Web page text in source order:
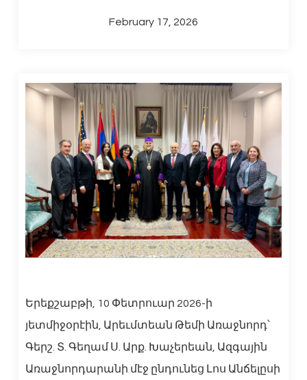
February 17, 2026
Երեքշաբթի, 10 Փետրուար 2026-ի
յետմիջօրէին, Արեւմտեան Թեմի Առաջնորդ՝
Գերշ. Տ. Գեղամ Ս. Արք. Խաչերեան, Ազգային
Առաջնորդարանի մէջ ընդունեց Լոս Անճելըսի